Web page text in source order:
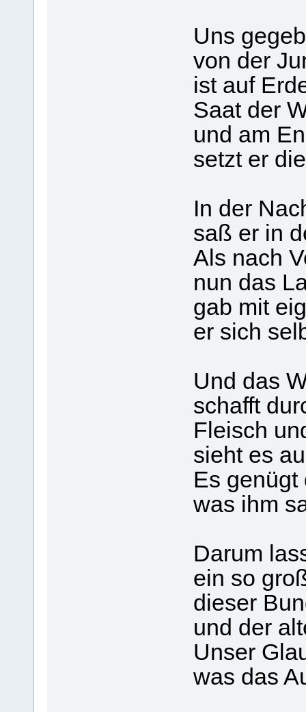
Uns
von der
ist auf
Saat der
und am
setzt er
In der
saß er in
Als nach
nun das
gab mit
er sich
Und das
schafft
Fleisch
sieht es
Es genügt
was ihm
Darum
ein so
dieser
und der
Unser
was das